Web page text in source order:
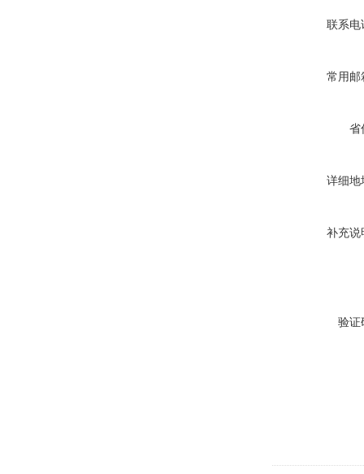
联系电
常用邮
省
详细地
补充说
验证